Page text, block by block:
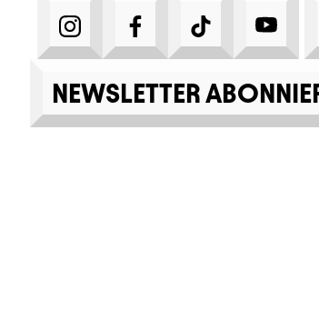
INSTAGRAMFACEBOOK
TIKTOK
NEWSLETTER